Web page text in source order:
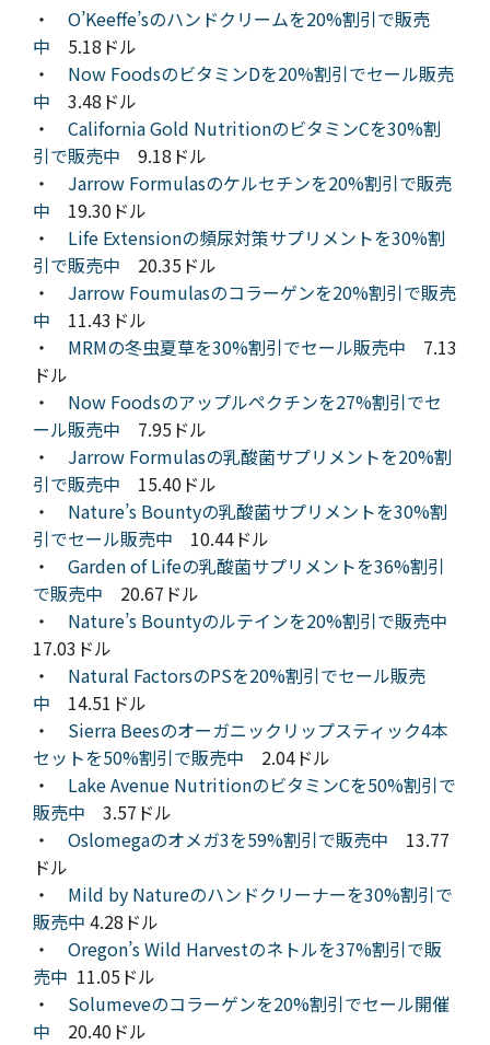
・ O’Keeffe’sのハンドクリームを20%割引で販売
中 5.18ドル
・ Now FoodsのビタミンDを20%割引でセール販売
中 3.48ドル
・ California Gold NutritionのビタミンCを30%割
引で販売中 9.18ドル
・ Jarrow Formulasのケルセチンを20%割引で販売
中 19.30ドル
・ Life Extensionの頻尿対策サプリメントを30%割
引で販売中 20.35ドル
・ Jarrow Foumulasのコラーゲンを20%割引で販売
中 11.43ドル
・ MRMの冬虫夏草を30%割引でセール販売中 7.13
ドル
・ Now Foodsのアップルペクチンを27%割引でセ
ール販売中 7.95ドル
・ Jarrow Formulasの乳酸菌サプリメントを20%割
引で販売中 15.40ドル
・ Nature’s Bountyの乳酸菌サプリメントを30%割
引でセール販売中 10.44ドル
・ Garden of Lifeの乳酸菌サプリメントを36%割引
で販売中 20.67ドル
・ Nature’s Bountyのルテインを20%割引で販売中
17.03ドル
・ Natural FactorsのPSを20%割引でセール販売
中 14.51ドル
・ Sierra Beesのオーガニックリップスティック4本
セットを50%割引で販売中 2.04ドル
・ Lake Avenue NutritionのビタミンCを50%割引で
販売中 3.57ドル
・ Oslomegaのオメガ3を59%割引で販売中 13.77
ドル
・ Mild by Natureのハンドクリーナーを30%割引で
販売中 4.28ドル
・ Oregon’s Wild Harvestのネトルを37%割引で販
売中 11.05ドル
・ Solumeveのコラーゲンを20%割引でセール開催
中 20.40ドル